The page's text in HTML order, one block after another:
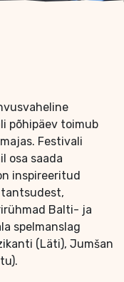
põhipäev toimub
Festivali
osa saada
inspireeritud
Balti- ja
spelmanslag
(Läti), Jumšan